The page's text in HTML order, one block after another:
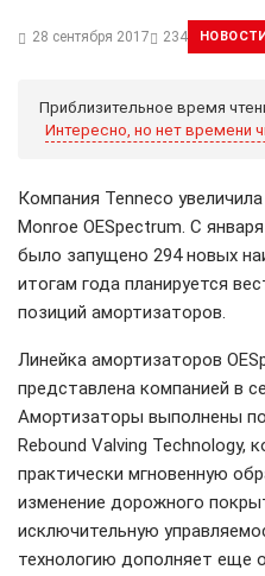
28 сентября 2017 234
Приблизительное время
Интересно, но нет времени
Компания Tenneco
Monroe OESpectrum. С
было запущено 294 новых
итогам года планируется
позиций амортизаторов.
Линейка амортизаторов
представлена компанией в
Амортизаторы выполнены по
Rebound Valving Technology,
практически мгновенную
изменение дорожного
исключительную
технологию дополняет еще